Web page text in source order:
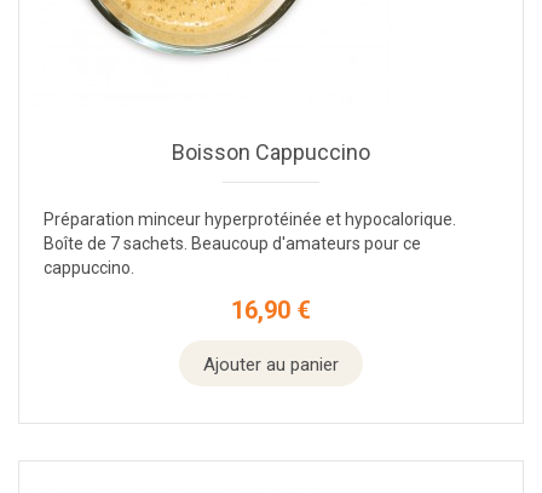
Boisson Cappuccino
Préparation minceur hyperprotéinée et hypocalorique.
Boîte de 7 sachets. Beaucoup d'amateurs pour ce
cappuccino.
Prix
16,90 €
Ajouter au panier